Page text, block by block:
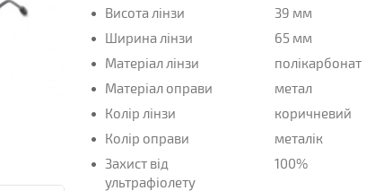
Висота лінзи
39 мм
Ширина лінзи
65 мм
Матеріал лінзи
полікарбонат
Матеріал оправи
метал
Колір лінзи
коричневий
Колір оправи
металік
Захист від
ультрафіолету
100%